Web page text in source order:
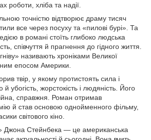
роботи, хліба та надії.
точністю відтворює драму тисяч
все через посуху та «пилові бурі». Та
в романі стоїть глибоко людська
співчуття й прагнення до гідного життя.
називають хроніками Великої
епосом Америки.
твір, у якому протистоять сила і
убогість, жорстокість і людяність. Його
справжня. Роман отримав
й став основою однойменного фільму,
світового кіно.
Джона Стейнбека — це американська